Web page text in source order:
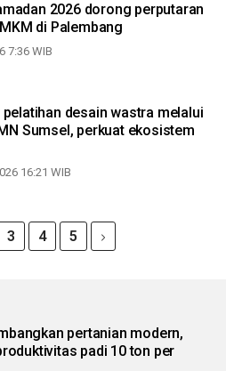
2026 dorong perputaran
di Palembang
7:36 WIB
desain wastra melalui
Sumsel, perkuat ekosistem
16:21 WIB
3 4 5
pertanian modern,
padi 10 ton per